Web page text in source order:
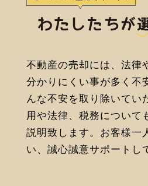
不動産の売却には、法律
分かりにくい事が多く不
んな不安を取り除いてい
用や法律、税務について
説明致します。お客様一
い、誠心誠意サポートし